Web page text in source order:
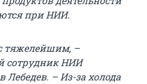
при НИИ.
тяжелейшим, –
сотрудник НИИ
Лебедев. – Из-за холода